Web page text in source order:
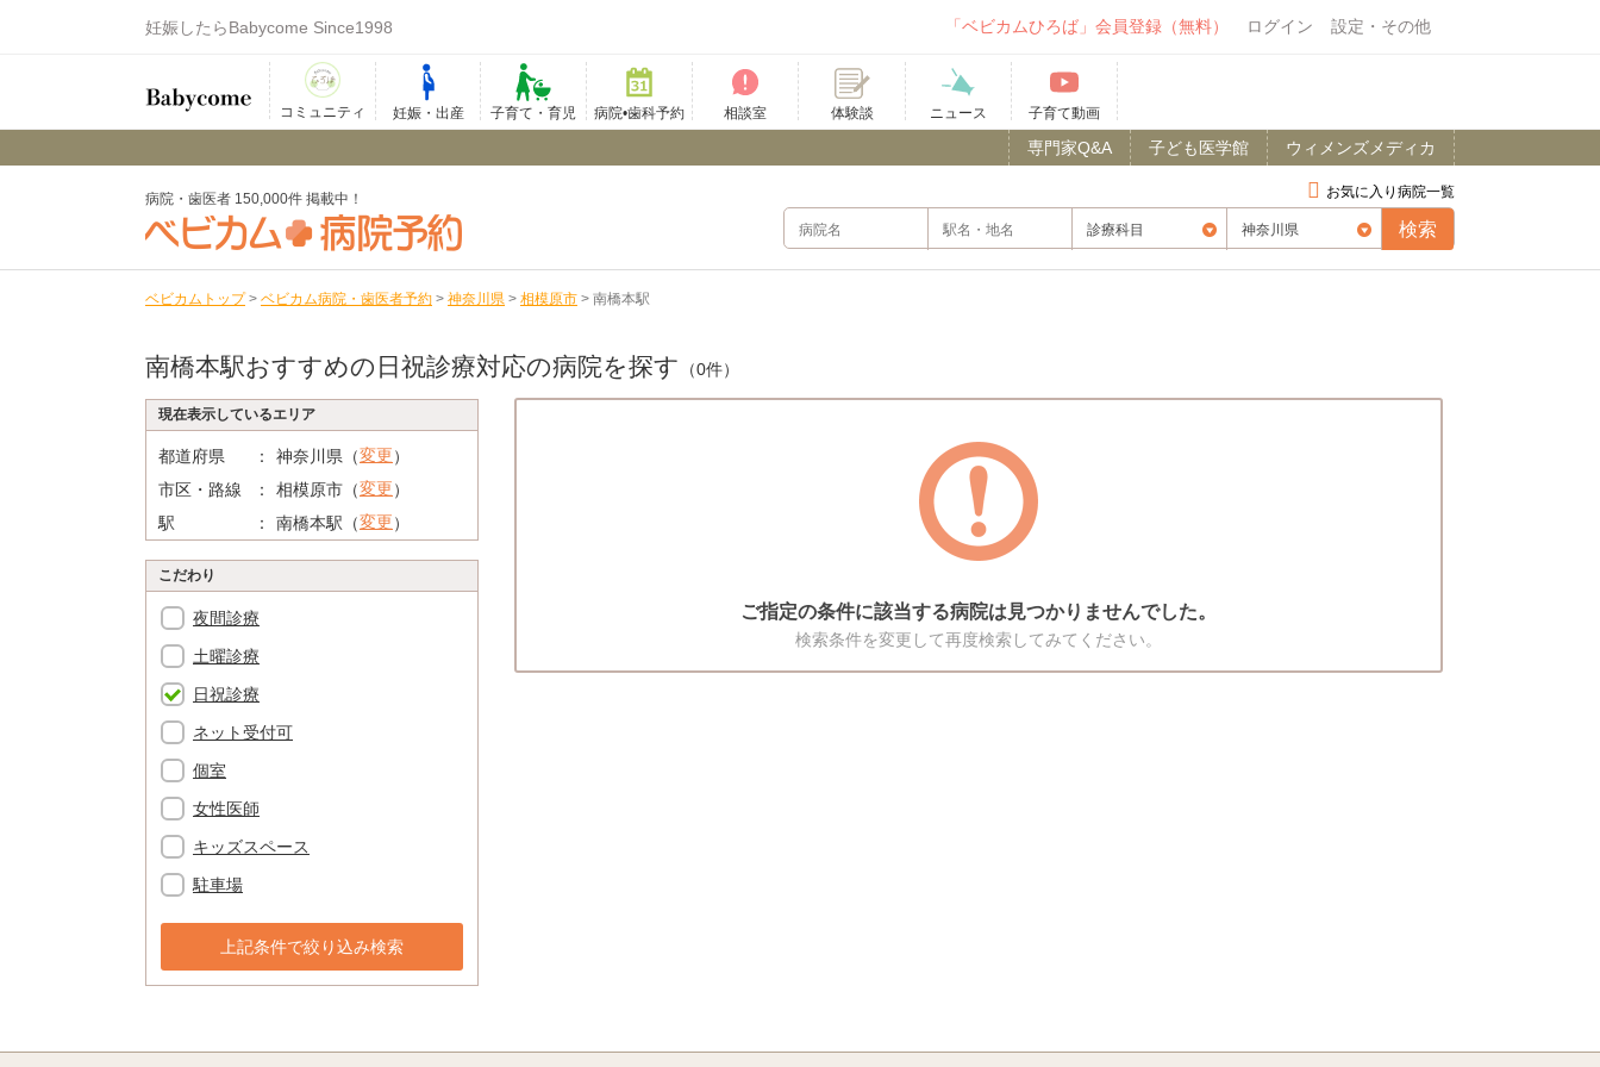
妊娠したらBabycome Since1998 「ベビカムひろば」会員登録（無料） ログイン 設定・その他
コミュニティ 妊娠・出産 子育て・育児 病院•歯科予約 相談室 体験談 ニュース 子育て動画
ウィメンズメディカ
子ども医学館
専門家Q&A
お気に入り病院一覧
病院・歯医者 150,000件 掲載中！
ベビカムトップ > ベビカム病院・歯医者予約 > 神奈川県 > 相模原市 > 南橋本駅
南橋本駅おすすめの日祝診療対応の病院を探す （0件）
現在表示しているエリア
都道府県 神奈川県（変更）
市区・路線
相模原市（変更）
駅
南橋本駅（変更）
こだわり
夜間診療
土曜診療
日祝診療
ネット受付可
個室
女性医師
キッズスペース
駐車場
上記条件で絞り込み検索
ご指定の条件に該当する病院は見つかりませんでした。
検索条件を変更して再度検索してみてください。